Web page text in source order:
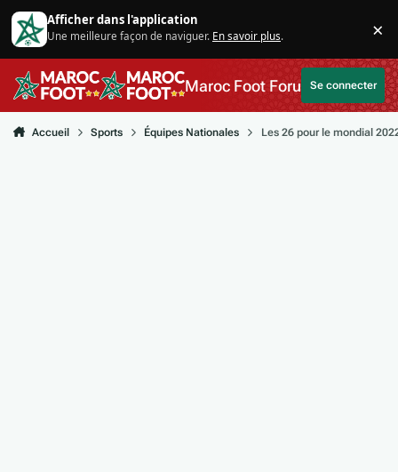
Aller au contenu
Afficher dans l'application
Une meilleure façon de naviguer. En savoir plus. ×
Maroc Foot ForumSe connecter
Accueil Sports Équipes Nationales Les 26 pour le mondial